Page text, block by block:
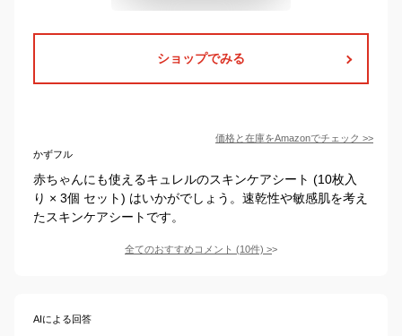
ショップでみる
価格と在庫をAmazonでチェック >>
かずフル
赤ちゃんにも使えるキュレルのスキンケアシート (10枚入
り × 3個 セット) はいかがでしょう。速乾性や敏感肌を考え
たスキンケアシートです。
全てのおすすめコメント (10件) >
AIによる回答